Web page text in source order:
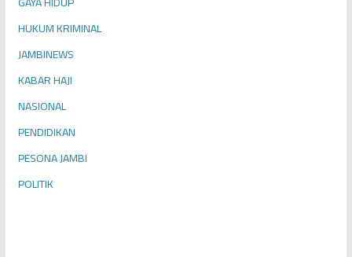
HUKUM KRIMINAL
JAMBINEWS
KABAR HAJI
NASIONAL
PENDIDIKAN
PESONA JAMBI
POLITIK